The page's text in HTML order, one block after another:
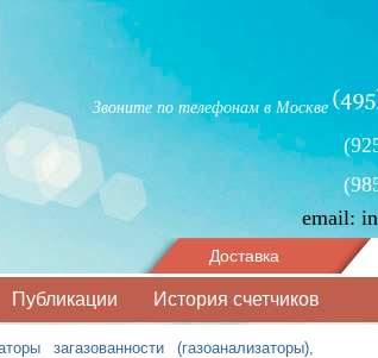
Звоните по телефонам в Москве
email:
Публикации История счетчиков
Доставка
загазованности (газоанализаторы),